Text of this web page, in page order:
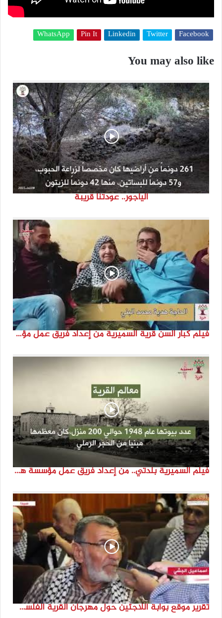
Facebook
Twitter
Linkedin
Pin It
WhatsApp
You may also like
الياجور.. عودتنا قريبة
فيلم كبار السن قرية السميرية من إعداد فريق عمل مؤسسة هوية
فيلم السميرية بلدتي.. من إعداد فريق عمل مؤسسة هوية
تقرير موقع بوابة اللاجئين حول مهرجان القرية الفلسطينية ( السميرية بلدتي)